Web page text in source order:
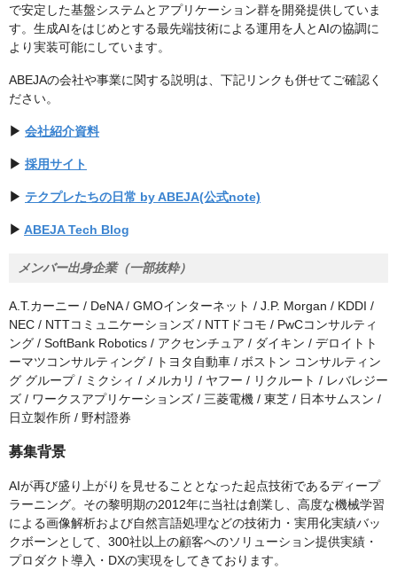
で安定した基盤システムとアプリケーション群を開発提供していま
す。生成AIをはじめとする最先端技術による運用を人とAIの協調に
より実装可能にしています。
ABEJAの会社や事業に関する説明は、下記リンクも併せてご確認く
ださい。
▶ 会社紹介資料
▶ 採用サイト
▶ テクプレたちの日常 by ABEJA(公式note)
▶ ABEJA Tech Blog
メンバー出身企業（一部抜粋）
A.T.カーニー / DeNA / GMOインターネット / J.P. Morgan / KDDI /
NEC / NTTコミュニケーションズ / NTTドコモ / PwCコンサルティ
ング / SoftBank Robotics / アクセンチュア / ダイキン / デロイトト
ーマツコンサルティング / トヨタ自動車 / ボストン コンサルティン
グ グループ / ミクシィ / メルカリ / ヤフー / リクルート / レバレジー
ズ / ワークスアプリケーションズ / 三菱電機 / 東芝 / 日本サムスン /
日立製作所 / 野村證券
募集背景
AIが再び盛り上がりを見せることとなった起点技術であるディープ
ラーニング。その黎明期の2012年に当社は創業し、高度な機械学習
による画像解析および自然言語処理などの技術力・実用化実績バッ
クボーンとして、300社以上の顧客へのソリューション提供実績・
プロダクト導入・DXの実現をしてきております。